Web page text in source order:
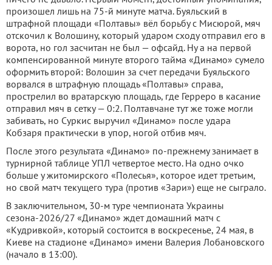
произошел лишь на 75-й минуте матча. Буяльский в
штрафной площади «Полтавы» вёл борьбу с Мисюрой, мяч
отскочил к Волошину, который ударом сходу отправил его в
ворота, но гол засчитан не был — офсайд. Ну а на первой
компенсированной минуте второго тайма «Динамо» сумело
оформить второй: Волошин за счет передачи Буяльского
ворвался в штрафную площадь «Полтавы» справа,
прострелил во вратарскую площадь, где Герреро в касание
отправил мяч в сетку — 0:2. Полтавчане тут же тоже могли
забивать, но Суркис выручил «Динамо» после удара
Кобзаря практически в упор, ногой отбив мяч.
После этого результата «Динамо» по-прежнему занимает в
турнирной таблице УПЛ четвертое место. На одно очко
больше у житомирского «Полесья», которое идет третьим,
но свой матч текущего тура (против «Зари») еще не сыграло.
В заключительном, 30-м туре чемпионата Украины
сезона-2026/27 «Динамо» ждет домашний матч с
«Кудривкой», который состоится в воскресенье, 24 мая, в
Киеве на стадионе «Динамо» имени Валерия Лобановского
(начало в 13:00).